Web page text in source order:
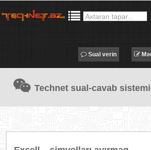
Sual verin
Technet sual-cavab sistemi